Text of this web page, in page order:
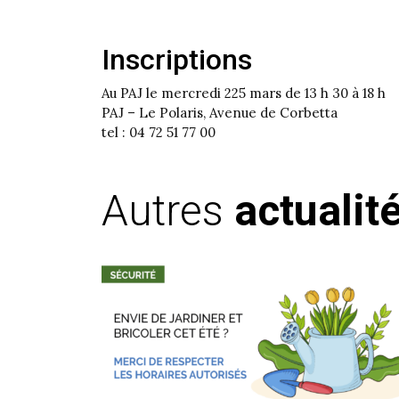
Inscriptions
Au PAJ le mercredi 225 mars de 13 h 30 à 18 h
PAJ – Le Polaris, Avenue de Corbetta
tel : 04 72 51 77 00
Autres